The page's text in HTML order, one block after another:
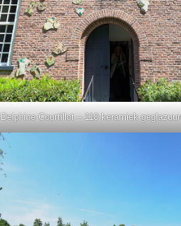
Delphine Courtillot – 110 keramiek